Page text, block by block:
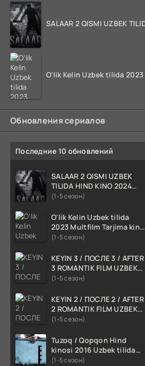
Обновления сериалов
Последние 10 обновлений
SALAAR 2 QISMI UZBEK
TILIDA HIND KINO 2024
TARJIMA 720p HD Skachat
(1-5 сезон)
O'lik Kelin Uzbek tilida
2023 Multfilm Tarjima kino
skachat
(1-5 сезон)
KEYIN 3 / ПОСЛЕ 3 / AFTER
3 ROMANTIK FILM UZBEK
TILIDA 2021 TARJIMA FILM
(1-5 сезон)
KEYIN 2 / ПОСЛЕ 2 / AFTER
2 ROMANTIK FILM UZBEK
TILIDA 2020 TARJIMA FILM
(1-5 сезон)
Tuzoq / Qopqon Hind
kinosi 2016 Uzbek tilida
tarjima film HD
(1-5 сезон)